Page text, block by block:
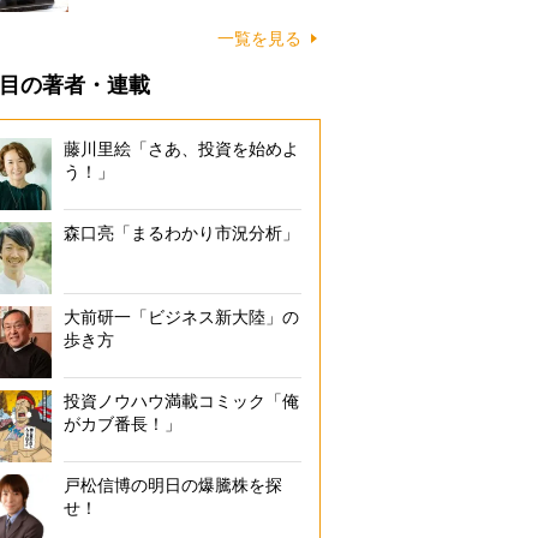
一覧を見る
の著者・連載
藤川里絵「さあ、投資を始めよ
う！」
森口亮「まるわかり市況分析」
大前研一「ビジネス新大陸」の
歩き方
投資ノウハウ満載コミック「俺
がカブ番長！」
戸松信博の明日の爆騰株を探
せ！